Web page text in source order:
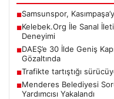
■Samsunspor,
■Kelebek.Org İle Sanal
Deneyimi
■DAEŞ’e 30 İlde Geniş
Gözaltında
■Trafikte tartıştığı
■Menderes Belediyesi
Yardımcısı Yakalandı